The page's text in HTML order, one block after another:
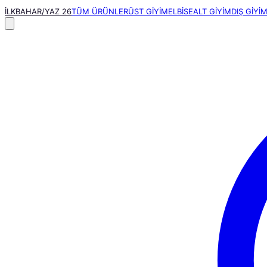
İLKBAHAR/YAZ 26TÜM ÜRÜNLERÜST GİYİMELBİSEALT GİYİMDIŞ GİYİM